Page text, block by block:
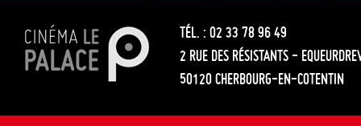
articles
entre
les
articles
TÉL. : 02 33 78 96 49
2 RUE DES RÉSISTANTS -
50120 CHERBOURG-EN-COTENTIN